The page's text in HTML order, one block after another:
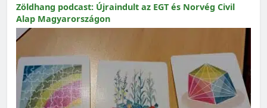
Zöldhang podcast: Újraindult az EGT és Norvég Civil
Alap Magyarországon